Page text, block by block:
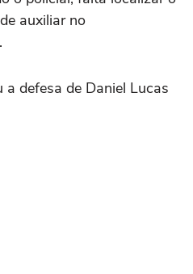
auxiliar no
a defesa de Daniel Lucas